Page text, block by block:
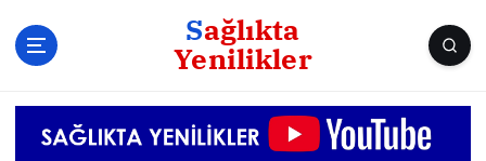
Sağlıkta
Yenilikler